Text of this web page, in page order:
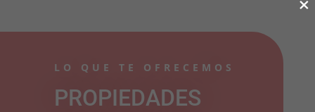
LO QUE TE OFRECEMOS
PROPIEDADES